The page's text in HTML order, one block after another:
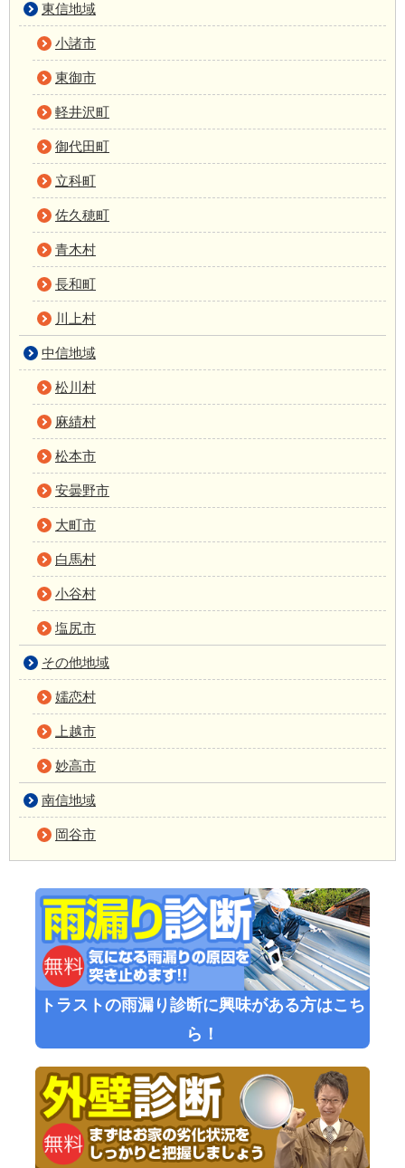
東信地域
小諸市
東御市
軽井沢町
御代田町
立科町
佐久穂町
青木村
長和町
川上村
中信地域
松川村
麻績村
松本市
安曇野市
大町市
白馬村
小谷村
塩尻市
その他地域
嬬恋村
上越市
妙高市
南信地域
岡谷市
トラストの雨漏り診断に興味がある方はこち
ら！